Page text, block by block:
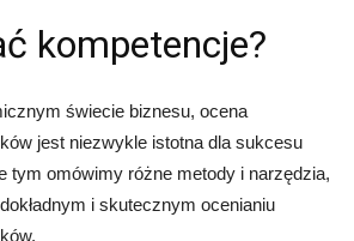
kompetencje?
świecie biznesu, ocena
jest niezwykle istotna dla sukcesu
tym omówimy różne metody i narzędzia,
i skutecznym ocenianiu